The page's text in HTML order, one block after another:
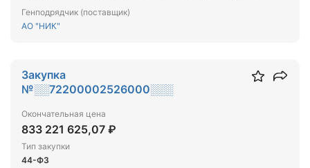
Петербурга для нужд Санкт-Петербурга (этап 5)
Генподрядчик (поставщик)
АО "НИК"
Закупка
№░░72200002526000░░░
Окончательная цена
833 221 625,07 ₽
Тип закупки
44-ФЗ